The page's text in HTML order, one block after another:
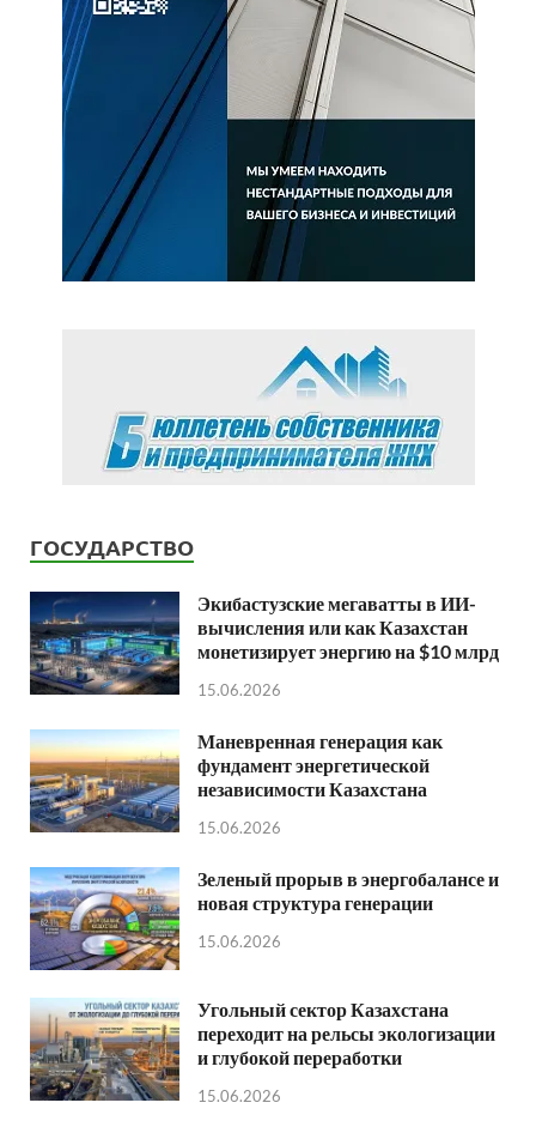
ГОСУДАРСТВО
Экибастузские мегаватты в ИИ-
вычисления или как Казахстан
монетизирует энергию на $10 млрд
15.06.2026
Маневренная генерация как
фундамент энергетической
независимости Казахстана
15.06.2026
Зеленый прорыв в энергобалансе и
новая структура генерации
15.06.2026
Угольный сектор Казахстана
переходит на рельсы экологизации
и глубокой переработки
15.06.2026